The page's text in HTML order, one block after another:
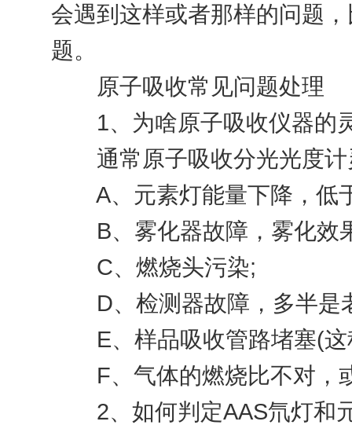
会遇到这样或者那样的问题
题。
原子吸收常见问题处理
1、为啥原子吸收仪器的
通常原子吸收分光光度计
A、元素灯能量下降，低
B、雾化器故障，雾化效
C、燃烧头污染;
D、检测器故障，多半是
E、样品吸收管路堵塞(这
F、气体的燃烧比不对，
2、如何判定AAS氘灯和元